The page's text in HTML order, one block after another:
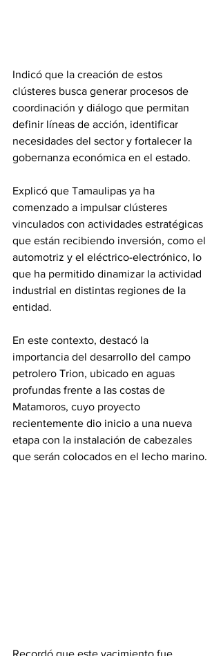
Indicó que la creación de estos
clústeres busca generar procesos de
coordinación y diálogo que permitan
definir líneas de acción, identificar
necesidades del sector y fortalecer la
gobernanza económica en el estado.
Explicó que Tamaulipas ya ha
comenzado a impulsar clústeres
vinculados con actividades estratégicas
que están recibiendo inversión, como el
automotriz y el eléctrico-electrónico, lo
que ha permitido dinamizar la actividad
industrial en distintas regiones de la
entidad.
En este contexto, destacó la
importancia del desarrollo del campo
petrolero Trion, ubicado en aguas
profundas frente a las costas de
Matamoros, cuyo proyecto
recientemente dio inicio a una nueva
etapa con la instalación de cabezales
que serán colocados en el lecho marino.
Recordó que este yacimiento fue